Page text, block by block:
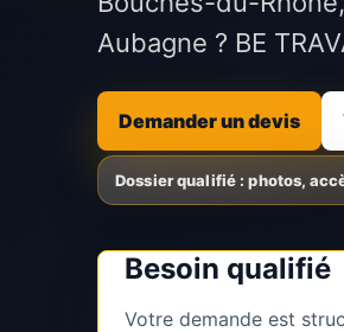
Aubagne ? BE
Demander un devis
Besoin qualifié
Votre demande est